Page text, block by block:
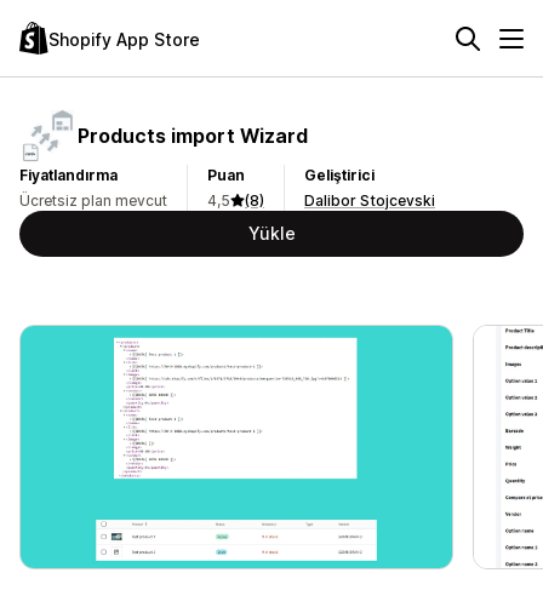
Shopify App Store
Products import Wizard
Fiyatlandırma
Ücretsiz plan mevcut
Puan
4,5
(8)
Geliştirici
Dalibor Stojcevski
Yükle